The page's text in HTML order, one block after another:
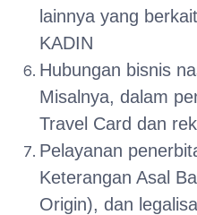
lainnya yang
KADIN
Hubungan bisnis
Misalnya, dalam
Travel Card dan
Pelayanan
Keterangan Asal
Origin), dan